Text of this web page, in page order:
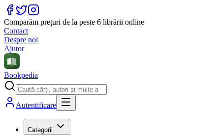
Comparăm prețuri de la peste 6 librării online
Contact
Despre noi
Ajutor
Bookpedia
Autentificare
Categorii